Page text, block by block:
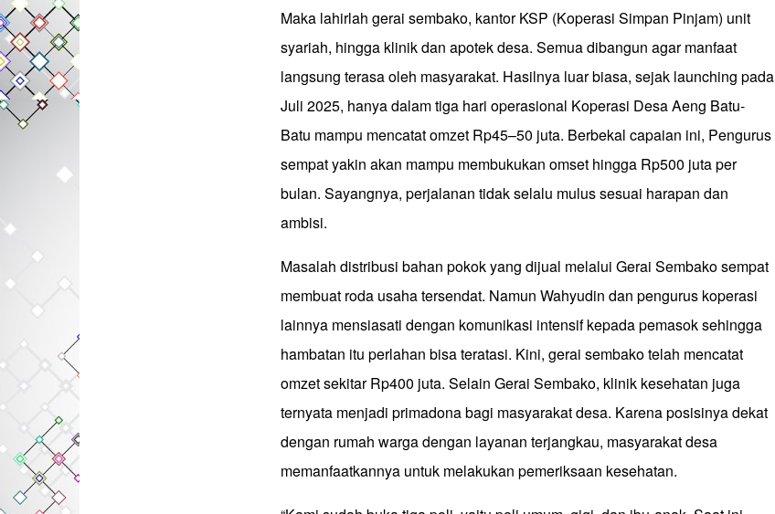
Maka lahirlah gerai sembako, kantor KSP (Koperasi Simpan Pinjam) unit
syariah, hingga klinik dan apotek desa. Semua dibangun agar manfaat
langsung terasa oleh masyarakat. Hasilnya luar biasa, sejak launching pada
Juli 2025, hanya dalam tiga hari operasional Koperasi Desa Aeng Batu-
Batu mampu mencatat omzet Rp45–50 juta. Berbekal capaian ini, Pengurus
sempat yakin akan mampu membukukan omset hingga Rp500 juta per
bulan. Sayangnya, perjalanan tidak selalu mulus sesuai harapan dan
ambisi.
Masalah distribusi bahan pokok yang dijual melalui Gerai Sembako sempat
membuat roda usaha tersendat. Namun Wahyudin dan pengurus koperasi
lainnya mensiasati dengan komunikasi intensif kepada pemasok sehingga
hambatan itu perlahan bisa teratasi. Kini, gerai sembako telah mencatat
omzet sekitar Rp400 juta. Selain Gerai Sembako, klinik kesehatan juga
ternyata menjadi primadona bagi masyarakat desa. Karena posisinya dekat
dengan rumah warga dengan layanan terjangkau, masyarakat desa
memanfaatkannya untuk melakukan pemeriksaan kesehatan.